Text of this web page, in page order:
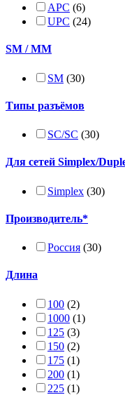
APC (6)
UPC (24)
SM / MM
SM (30)
Типы разъёмов
SC/SC (30)
Для сетей Simplex/
Simplex (30)
Производитель*
Россия (30)
Длина
100 (2)
1000 (1)
125 (3)
150 (2)
175 (1)
200 (1)
225 (1)